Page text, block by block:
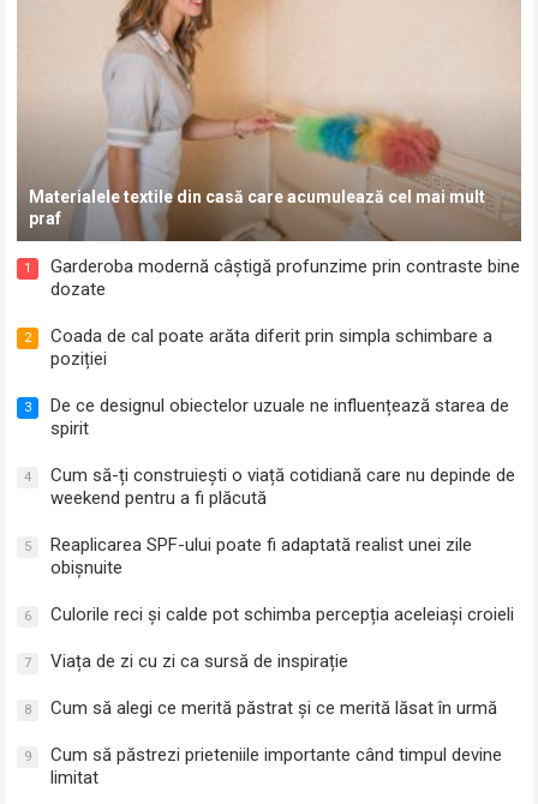
Materialele textile din casă care acumulează cel mai mult
praf
1
Garderoba modernă câștigă profunzime prin contraste bine
dozate
2
Coada de cal poate arăta diferit prin simpla schimbare a
poziției
3
De ce designul obiectelor uzuale ne influențează starea de
spirit
4
Cum să-ți construiești o viață cotidiană care nu depinde de
weekend pentru a fi plăcută
5
Reaplicarea SPF-ului poate fi adaptată realist unei zile
obișnuite
6 Culorile reci și calde pot schimba percepția aceleiași croieli
7 Viața de zi cu zi ca sursă de inspirație
8 Cum să alegi ce merită păstrat și ce merită lăsat în urmă
9
Cum să păstrezi prieteniile importante când timpul devine
limitat